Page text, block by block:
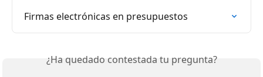
Firmas electrónicas en presupuestos
¿Ha quedado contestada tu pregunta?